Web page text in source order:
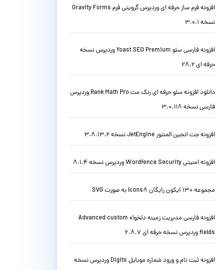
افزونه فرم ساز حرفه ای وردپرس گرویتی فرم Gravity Forms
نسخه 3.0.1
افزونه فارسی سئو Yoast SEO Premium وردپرس نسخه
حرفه ای 28.2
دانلود افزونه سئو حرفه ای رنک مث Rank Math Pro وردپرس
فارسی نسخه 3.0.118
افزونه جت انجین المنتور JetEngine نسخه 3.8.13.2
افزونه امنیتی Wordfence Security وردپرس نسخه 8.1.4
مجموعه 130 آیکون رایگان Icons8 به صورت SVG
افزونه فارسی مدیریت زمینه دلخواه Advanced custom
fields وردپرس نسخه حرفه ای 6.8.7
افزونه ثبت نام و ورود شماره موبایل Digits وردپرس نسخه